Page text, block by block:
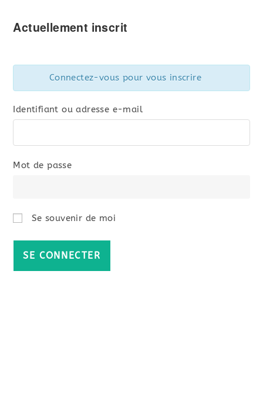
Actuellement inscrit
Connectez-vous pour vous inscrire
Identifiant ou adresse e-mail
Mot de passe
Se souvenir de moi